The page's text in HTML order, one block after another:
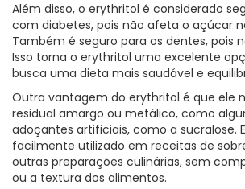
Além disso, o erythritol é considerado
com diabetes, pois não afeta o açúcar
Também é seguro para os dentes, pois
Isso torna o erythritol uma excelente
busca uma dieta mais saudável e
Outra vantagem do erythritol é que ele
residual amargo ou metálico, como
adoçantes artificiais, como a sucralose.
facilmente utilizado em receitas de
outras preparações culinárias, sem
ou a textura dos alimentos.